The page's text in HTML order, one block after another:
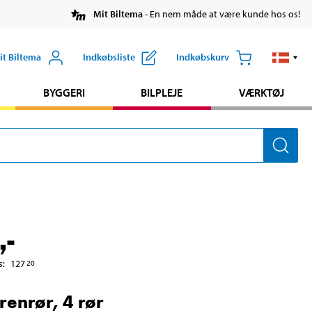
Mit Biltema- En nem måde at være kunde hos os!
Biltema Indkøbsliste Indkøbskurv
BYGGERI BILPLEJE VÆRKTØJ
,-
: 127 20
4 rør